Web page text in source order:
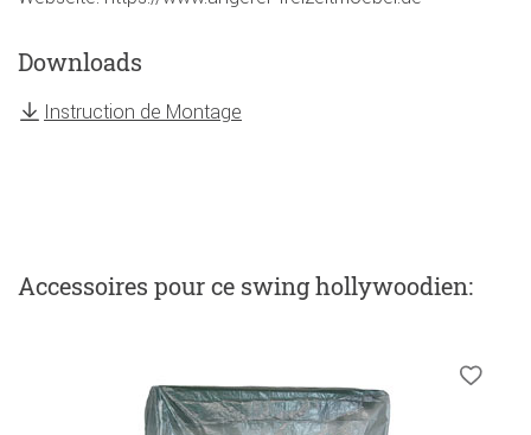
Downloads
Instruction de Montage
Accessoires pour ce swing hollywoodien: